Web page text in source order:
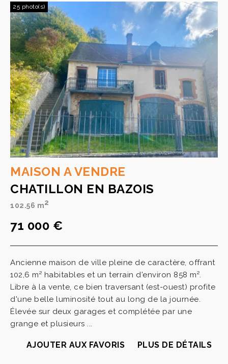
25 photo(s)
MAISON A VENDRE
CHATILLON EN BAZOIS
102.56 m2
71 000 €
Ancienne maison de ville pleine de caractère, offrant
102,6 m² habitables et un terrain d'environ 858 m².
Libre à la vente, ce bien traversant (est-ouest) profite
d'une belle luminosité tout au long de la journée.
Élevée sur deux garages et complétée par une
grange et plusieurs ...
AJOUTER AUX FAVORIS PLUS DE DÉTAILS